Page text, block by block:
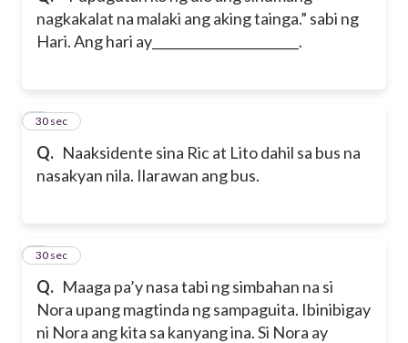
nagkakalat na malaki ang aking tainga.” sabi ng
Hari. Ang hari ay_______________________.
Q. Naaksidente sina Ric at Lito dahil sa bus na
nasakyan nila. Ilarawan ang bus.
6
30 sec
Q. Maaga pa’y nasa tabi ng simbahan na si
Nora upang magtinda ng sampaguita. Ibinibigay
ni Nora ang kita sa kanyang ina. Si Nora ay
7
30 sec